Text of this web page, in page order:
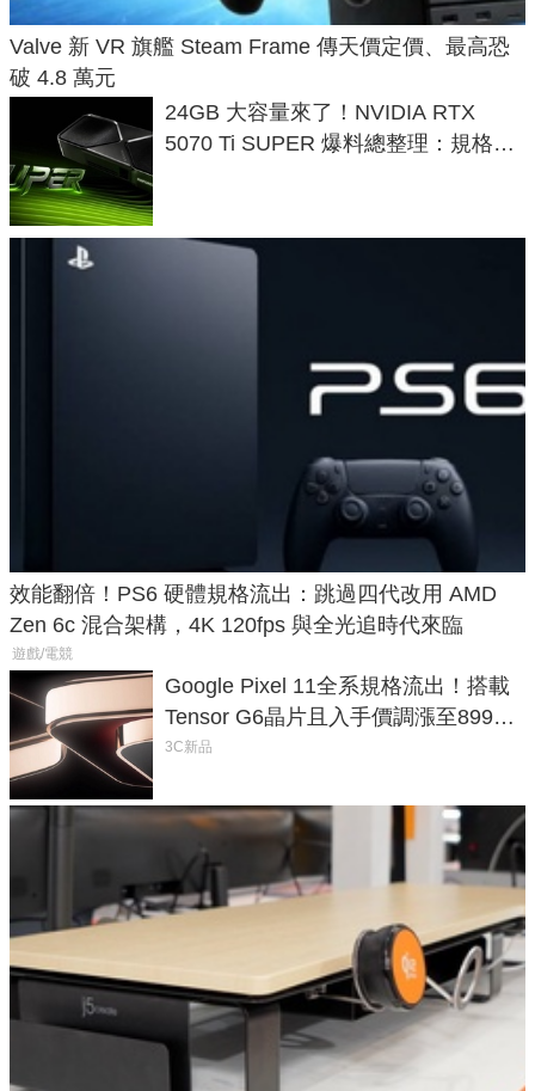
Valve 新 VR 旗艦 Steam Frame 傳天價定價、最高恐
破 4.8 萬元
24GB 大容量來了！NVIDIA RTX
5070 Ti SUPER 爆料總整理：規格、
效能翻倍！PS6 硬體規格流出：跳過四代改用 AMD
Zen 6c 混合架構，4K 120fps 與全光追時代來臨
遊戲/電競
Google Pixel 11全系規格流出！搭載
Tensor G6晶片且入手價調漲至899美
元
3C新品